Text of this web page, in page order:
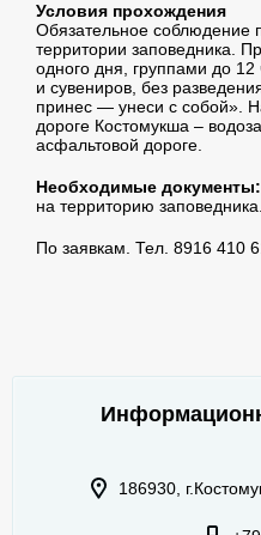
Условия прохождения
Обязательное соблюдение
территории заповедника.
одного дня, группами до 12
и сувениров, без
принес — унеси с собой».
дороге Костомукша –
асфальтовой дороге.
Необходимые документы:
на территорию заповедника.
По заявкам. Тел. 8916 410
186930,